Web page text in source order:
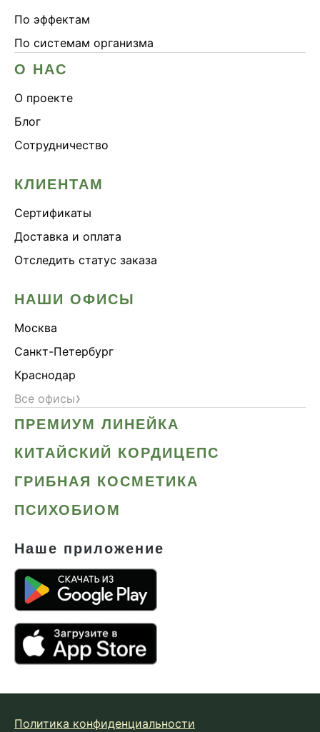
По эффектам
По системам организма
О НАС
О проекте
Блог
Сотрудничество
КЛИЕНТАМ
Сертификаты
Доставка и оплата
Отследить статус заказа
НАШИ ОФИСЫ
Москва
Санкт-Петербург
Краснодар
Все офисы›
ПРЕМИУМ ЛИНЕЙКА
КИТАЙСКИЙ КОРДИЦЕПС
ГРИБНАЯ КОСМЕТИКА
ПСИХОБИОМ
Наше приложение
Политика конфиденциальности